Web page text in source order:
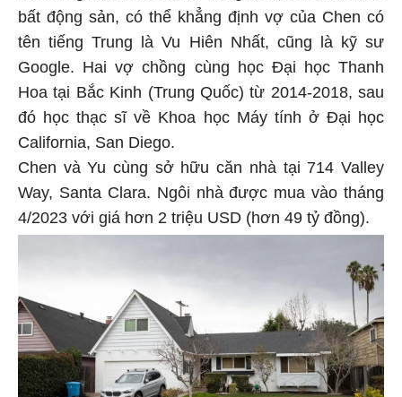
bất động sản, có thể khẳng định vợ của Chen có
tên tiếng Trung là Vu Hiên Nhất, cũng là kỹ sư
Google. Hai vợ chồng cùng học Đại học Thanh
Hoa tại Bắc Kinh (Trung Quốc) từ 2014-2018, sau
đó học thạc sĩ về Khoa học Máy tính ở Đại học
California, San Diego.
Chen và Yu cùng sở hữu căn nhà tại 714 Valley
Way, Santa Clara. Ngôi nhà được mua vào tháng
4/2023 với giá hơn 2 triệu USD (hơn 49 tỷ đồng).